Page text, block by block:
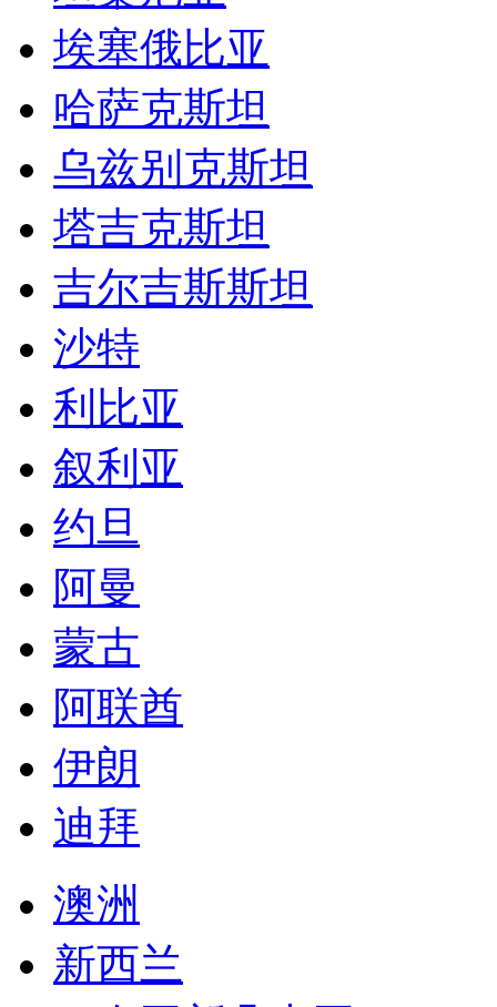
埃塞俄比亚
哈萨克斯坦
乌兹别克斯坦
塔吉克斯坦
吉尔吉斯斯坦
沙特
利比亚
叙利亚
约旦
阿曼
蒙古
阿联酋
伊朗
迪拜
澳洲
新西兰